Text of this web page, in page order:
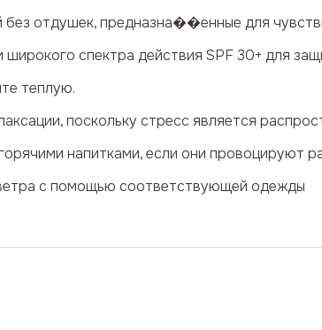
отдушек, предназна��енные для
спектра действия SPF 30+ для
теплую.
поскольку стресс является
напитками, если они провоцируют
с помощью соответствующей одежды